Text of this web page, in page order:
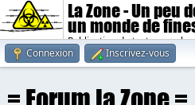
La Zone - Un peu
un monde de
Publication de textes
Connexion
Inscrivez-vous